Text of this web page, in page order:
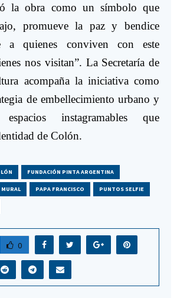
la obra como un símbolo que
promueve la paz y bendice
a quienes conviven con este
nos visitan”. La Secretaría de
acompaña la iniciativa como
de embellecimiento urbano y
instagramables que
de Colón.
FUNDACIÓN PINTA ARGENTINA
MURAL PAPA FRANCISCO PUNTOS SELFIE
0